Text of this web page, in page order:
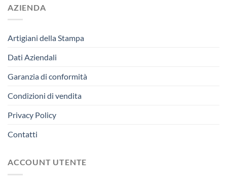
AZIENDA
Artigiani della Stampa
Dati Aziendali
Garanzia di conformità
Condizioni di vendita
Privacy Policy
Contatti
ACCOUNT UTENTE